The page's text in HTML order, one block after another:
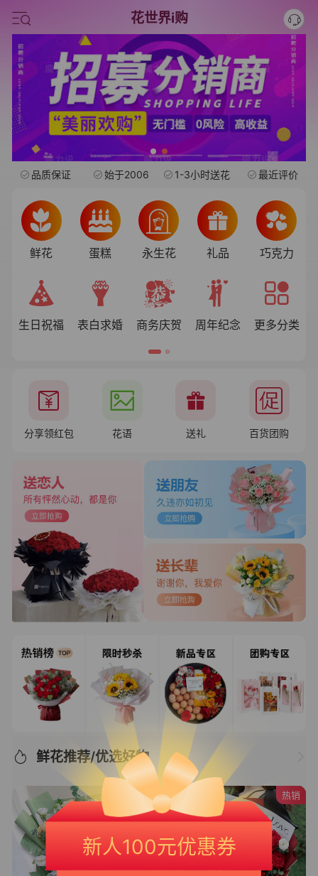
旺仔
花世界i购
品质保证 始于2006 1-3小时送花 最近评价
鲜花 蛋糕 永生花 礼品 巧克力
生日祝福 表白求婚 商务庆贺 周年纪念 更多分类
分享领红包 花语 送礼 百货团购
鲜花推荐/优选好物
热销
新人100元优惠券
￥ 20
满150可用
新人专享大礼包
有效期 365天
30